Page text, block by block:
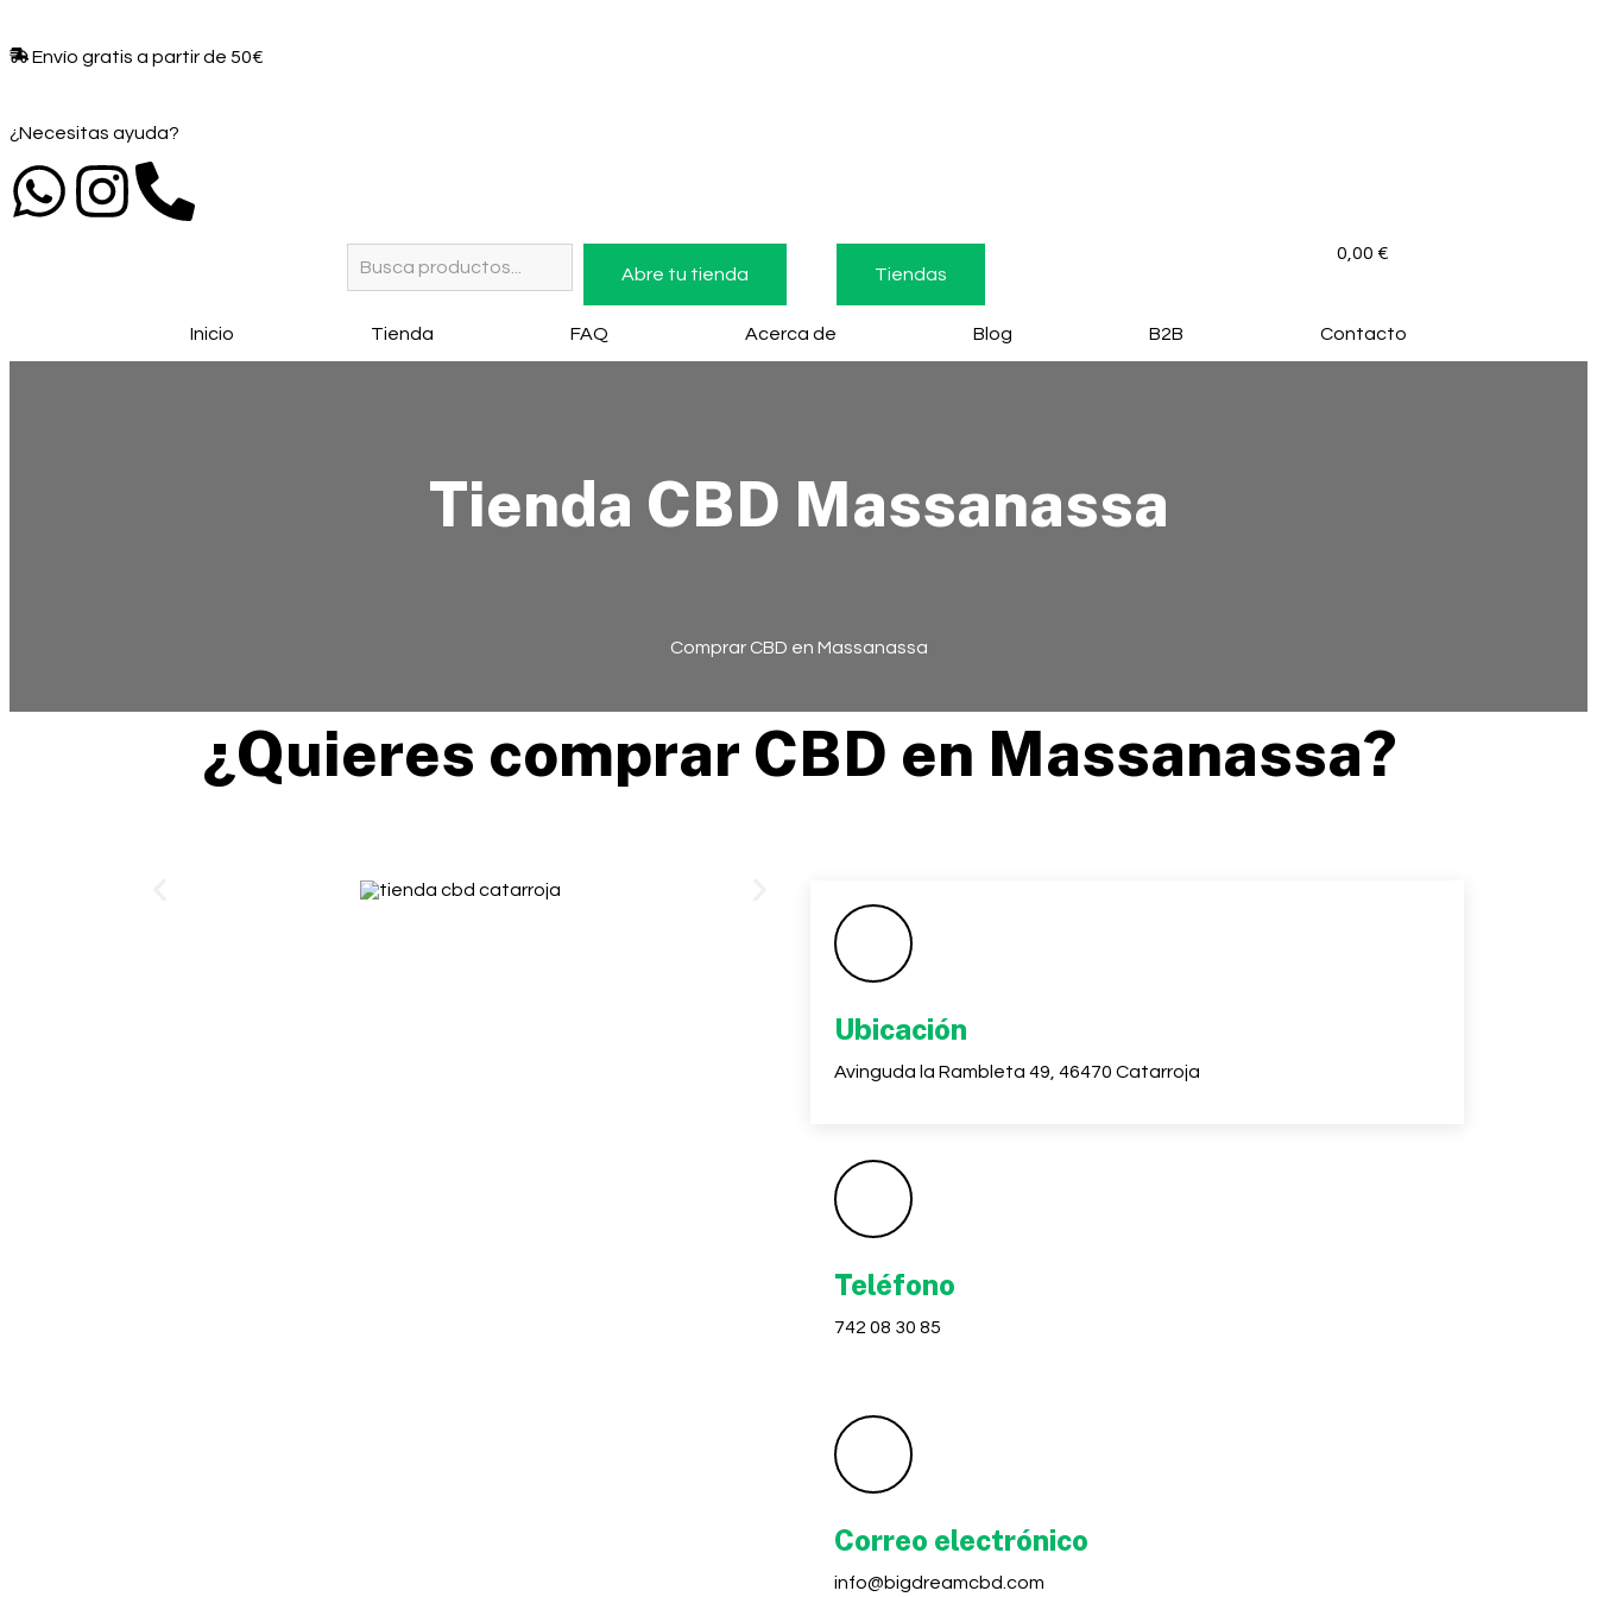
Envío gratis a partir de 50€​
¿Necesitas ayuda?
Abre tu tienda Tiendas
0,00 €
Inicio Tienda FAQ Acerca de Blog B2B Contacto
Tienda CBD Massanassa
Comprar CBD en Massanassa
¿Quieres comprar CBD en Massanassa?
Ubicación
Avinguda la Rambleta 49, 46470 Catarroja
Teléfono
742 08 30 85
Correo electrónico
info@bigdreamcbd.com